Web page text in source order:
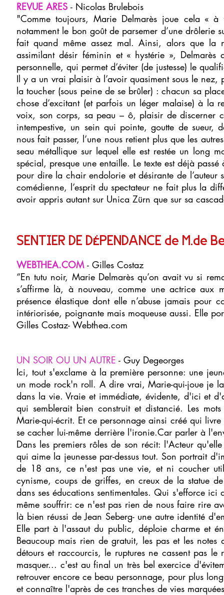
REVUE ARES - Nicolas Brulebois
"Comme toujours, Marie Delmarès joue cela «
notamment le bon goût de parsemer d’une drôlerie
fait quand même assez mal. Ainsi, alors que la
assimilant désir féminin et « hystérie », Delmarès
personnelle, qui permet d’éviter (de justesse) le
Il y a un vrai plaisir à l’avoir quasiment sous le
la toucher (sous peine de se brûler) : chacun sa
chose d’excitant (et parfois un léger malaise) à la
voix, son corps, sa peau – ô, plaisir de discerner
intempestive, un sein qui pointe, goutte de sueur,
nous fait passer, l’une nous retient plus que les
seau métallique sur lequel elle est restée un long
spécial, presque une entaille. Le texte est déjà
pour dire la chair endolorie et désirante de l’auteur
comédienne, l’esprit du spectateur ne fait plus la
avoir appris autant sur Unica Zürn que sur sa
SENTIER DE DÉPENDANCE de M.de
WEBTHEA.COM - Gilles Costaz
“En tutu noir, Marie Delmarès qu’on avait vu si
s’affirme là, à nouveau, comme une actrice aux
présence élastique dont elle n’abuse jamais pour
intériorisée, poignante mais moqueuse aussi. Elle
Gilles Costaz- Webthea.com
UN SOIR OU UN AUTRE - Guy Degeorges
Ici, tout s'exclame à la première personne: une
un mode rock'n roll. A dire vrai, Marie-qui-joue je
dans la vie. Vraie et immédiate, évidente, d'ici et
qui semblerait bien construit et distancié. Les
Marie-qui-écrit. Et ce personnage ainsi créé qui
se cacher lui-même derrière l'ironie.Car parler à
Dans les premiers rôles de son récit: l'Acteur
qui aime la jeunesse par-dessus tout. Son portrait
de 18 ans, ce n'est pas une vie, et ni coucher
cynisme, coups de griffes, en creux de la statue
dans ses éducations sentimentales. Qui s'efforce
même souffrir: ce n'est pas rien de nous faire rire
là bien réussi de Jean Seberg- une autre identité
Elle part à l'assaut du public, déploie charme et
Beaucoup mais rien de gratuit, les pas et les
détours et raccourcis, le ruptures ne cassent pas
masquer... c'est au final un très bel exercice
retrouver encore ce beau personnage, pour plus
et connaître l'après de ces tranches de vies